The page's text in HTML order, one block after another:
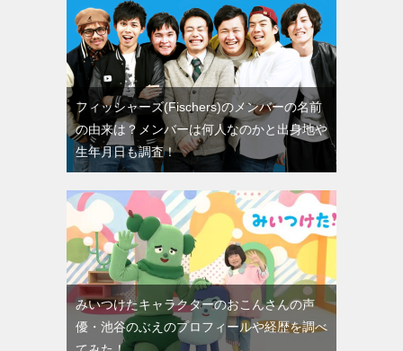
フィッシャーズ(Fischers)のメンバーの名前
の由来は？メンバーは何人なのかと出身地や
生年月日も調査！
みいつけたキャラクターのおこんさんの声
優・池谷のぶえのプロフィールや経歴を調べ